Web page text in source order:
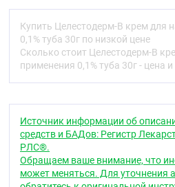
индуцирования образования
обладающих противоотёчной
снижения проницаемости
Микродисперсия этого
(ГКС) в нежирной, не
оставляющей следов на
смывающейся кремовой
Показания
Воспалительные
глюкокортикостероидной
(атопическая, детская,
Купить Целестодерм-В крем для
0,1% туба 30г по низкой цене
Сколько стоит Целестодерм-В
применения 0,1% туба 30г - цена
Источник информации об
средств и БАДов: Регистр
РЛС®.
Обращаем ваше внимание, что
может меняться. Для уточнения